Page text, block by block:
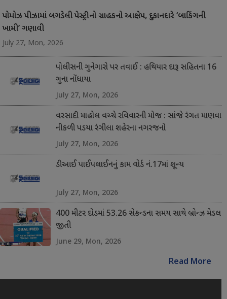
પોમોઝ પીઝામાં બગડેલી પેસ્ટ્રીનો ગ્રાહકનો આક્ષેપ, દુકાનદારે ‘બાકિંગની
ખામી’ ગણાવી
July 27, Mon, 2026
પોલીસની ગુનેગારો પર તવાઈ : હથિયાર દારૂ સહિતના 16
ગુના નોંધાયા
July 27, Mon, 2026
વરસાદી માહોલ વચ્ચે રવિવારની મોજ : સાંજે રંગત માણવા
નીકળી પડયા રંગીલા શહેરના નગરજનો
July 27, Mon, 2026
ડીઆઈ પાઈપલાઈનનું કામ વોર્ડ નં.17માં શૂન્ય
July 27, Mon, 2026
400 મીટર દોડમાં 53.26 સેકન્ડના સમય સાથે બ્રોન્ઝ મેડલ
જીતી
June 29, Mon, 2026
Read More